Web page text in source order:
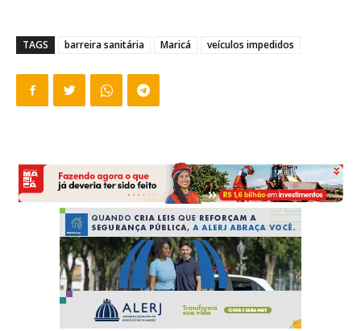
TAGS barreira sanitária Maricá veículos impedidos